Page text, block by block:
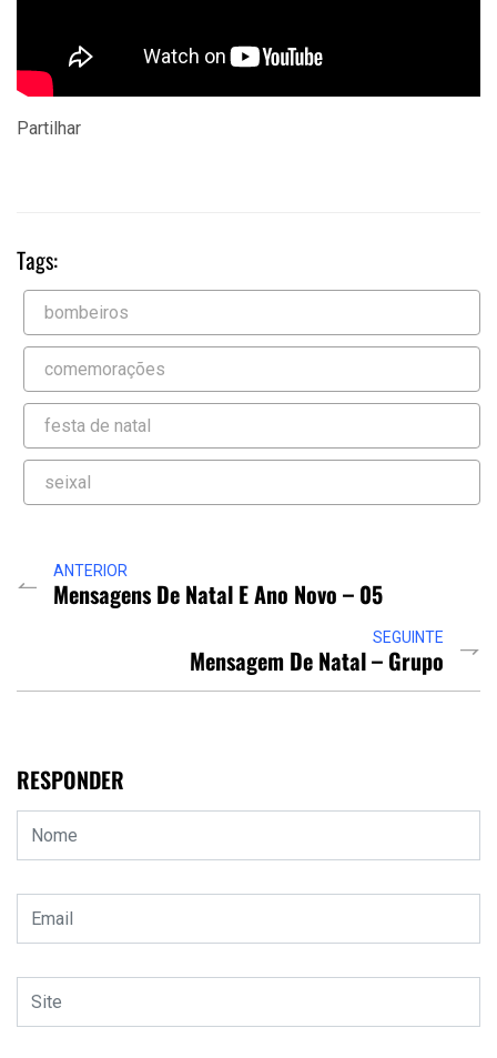
Partilhar
Tags:
bombeiros
comemorações
festa de natal
seixal
ANTERIOR
Mensagens De Natal E Ano Novo – 05
SEGUINTE
Mensagem De Natal – Grupo
RESPONDER